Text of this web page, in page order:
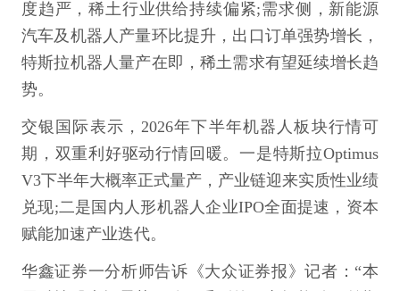
度趋严，稀土行业供给持续偏紧;需求侧，新能源
汽车及机器人产量环比提升，出口订单强势增长，
特斯拉机器人量产在即，稀土需求有望延续增长趋
势。
交银国际表示，2026年下半年机器人板块行情可
期，双重利好驱动行情回暖。一是特斯拉Optimus
V3下半年大概率正式量产，产业链迎来实质性业绩
兑现;二是国内人形机器人企业IPO全面提速，资本
赋能加速产业迭代。
华鑫证券一分析师告诉《大众证券报》记者：“本